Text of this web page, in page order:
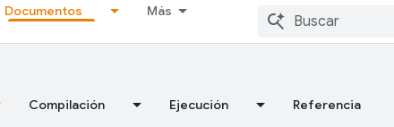
Documentos Más
Compilación Ejecución Referencia